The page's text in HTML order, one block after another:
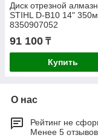
Диск отрезной
STIHL D-B10 14"
8350907052
91 100 ₸
Купить
О нас
Рейтинг не
Менее 5